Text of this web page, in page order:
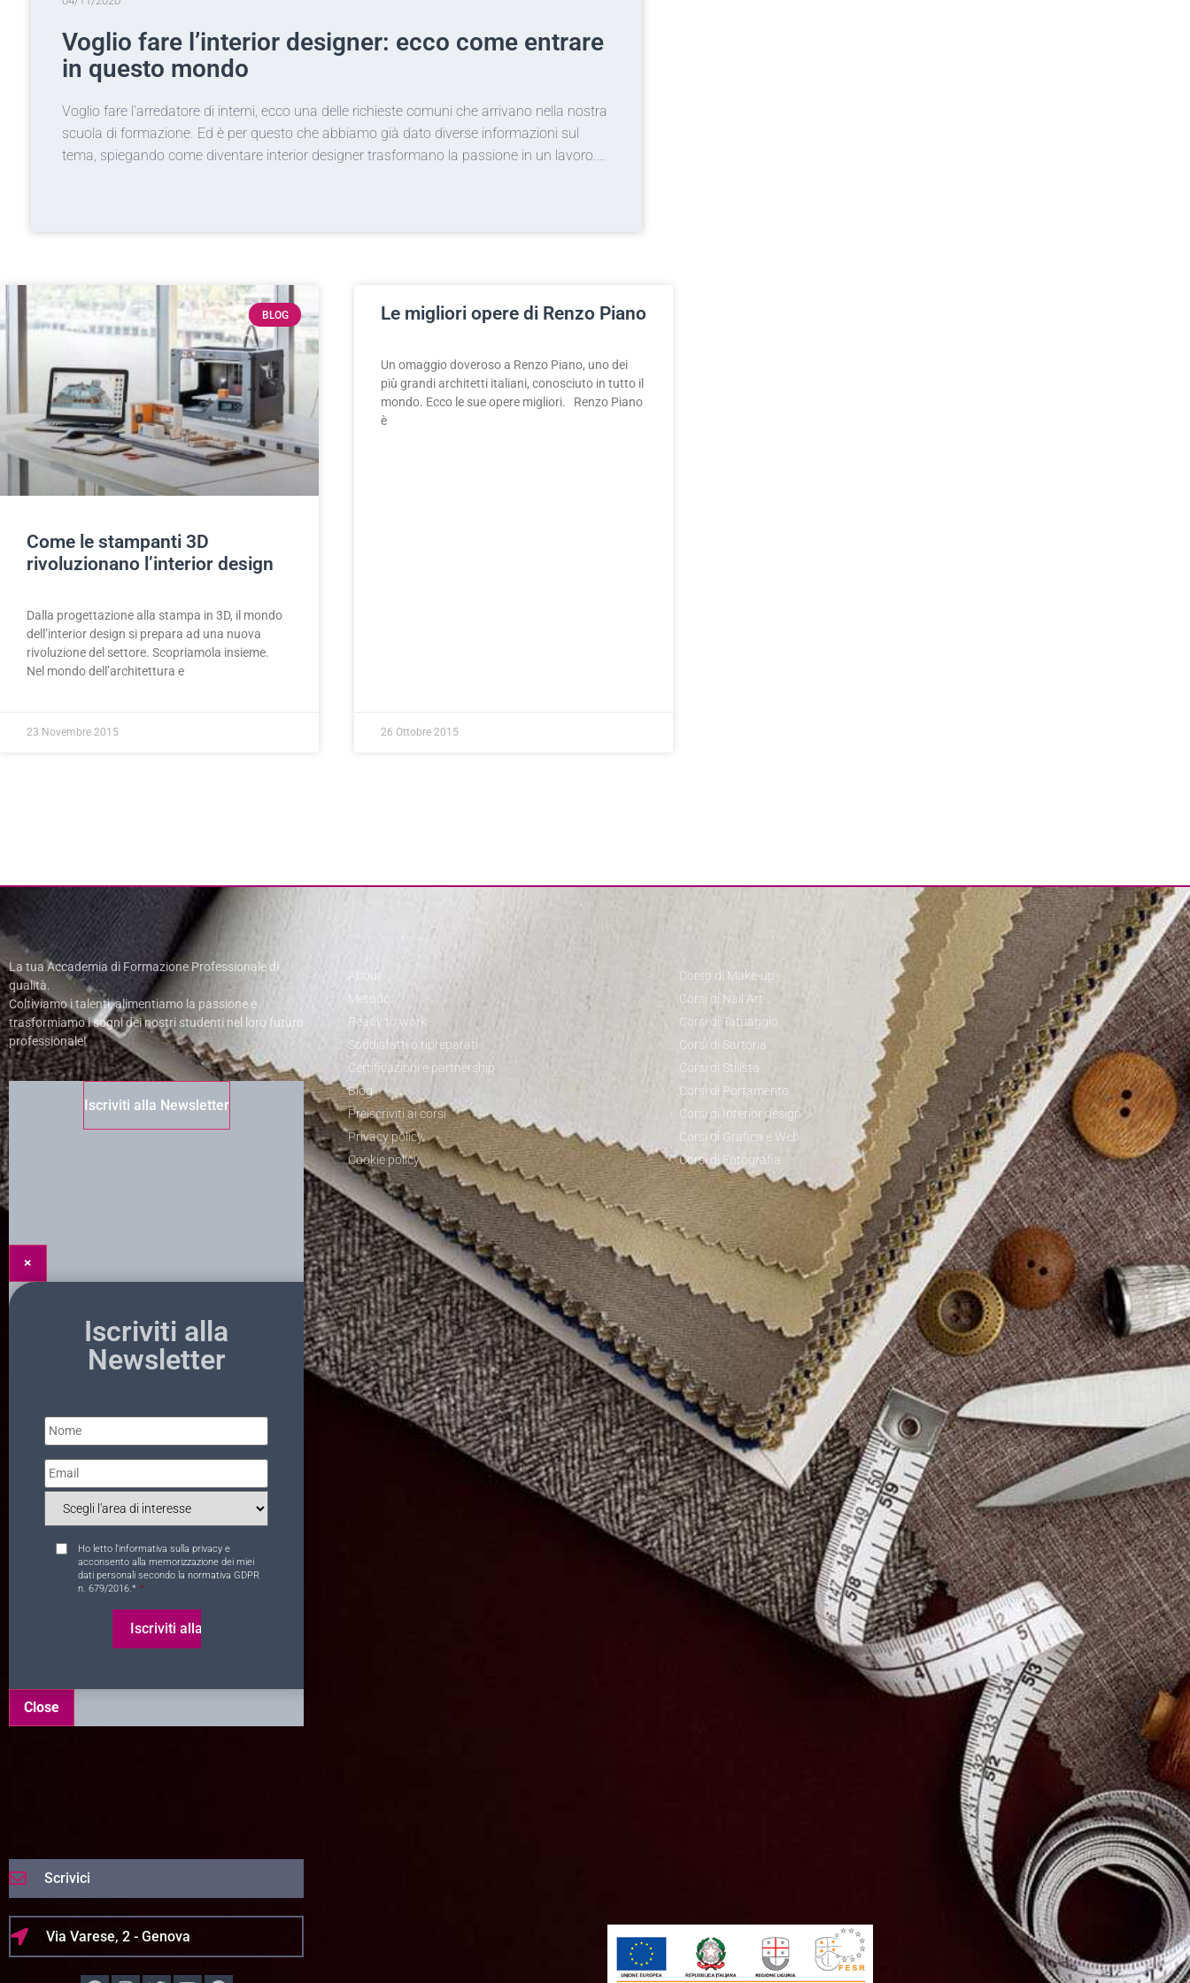
Voglio fare l’interior designer: ecco come entrare
in questo mondo
Voglio fare l'arredatore di interni, ecco una delle richieste comuni che arrivano nella nostra
scuola di formazione. Ed è per questo che abbiamo già dato diverse informazioni sul
tema, spiegando come diventare interior designer trasformano la passione in un lavoro.…
BLOG
Come le stampanti 3D
rivoluzionano l’interior design
Dalla progettazione alla stampa in 3D, il mondo
dell’interior design si prepara ad una nuova
rivoluzione del settore. Scopriamola insieme.
Nel mondo dell’architettura e
23 Novembre 2015
Le migliori opere di Renzo Piano
Un omaggio doveroso a Renzo Piano, uno dei
più grandi architetti italiani, conosciuto in tutto il
mondo. Ecco le sue opere migliori. Renzo Piano
è
26 Ottobre 2015
La tua Accademia di Formazione Professionale di
qualità.
Coltiviamo i talenti, alimentiamo la passione e
trasformiamo i sogni dei nostri studenti nel loro futuro
professionale!
Iscriviti alla Newsletter
×
Iscriviti alla
Newsletter
Nome *
Email *
Consent *
Ho letto l’informativa sulla privacy e
acconsento alla memorizzazione dei miei
dati personali secondo la normativa GDPR
n. 679/2016.* *
Close
Scrivici
Via Varese, 2 - Genova
About
Metodo
Ready to work
Soddisfatti o ripreparati
Certificazioni e partnership
Blog
Preiscriviti ai corsi
Privacy policy
Cookie policy
Corso di Make-up
Corsi di Nail Art
Corsi di Tatuaggio
Corsi di Sartoria
Corsi di Stilista
Corsi di Portamento
Corsi di Interior design
Corsi di Grafica e Web
Corsi di Fotografia